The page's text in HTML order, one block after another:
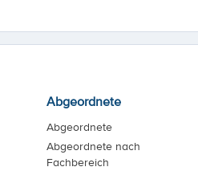
Abgeordnete
Abgeordnete
Abgeordnete nach
Fachbereich